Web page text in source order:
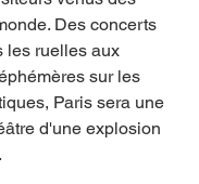
Des concerts
les ruelles aux
sur les
Paris sera une
d'une explosion